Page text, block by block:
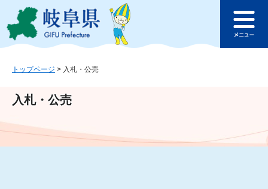
ジ
ュ
文
このページの本文へ
ュ
トップページ > 入札・公売
入札・公売